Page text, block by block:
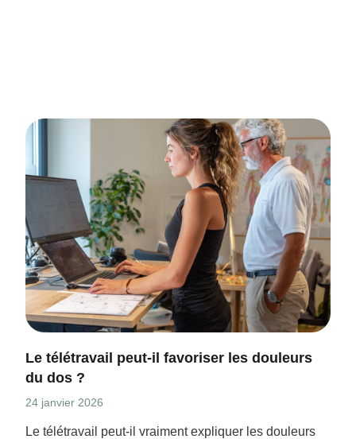
Le télétravail peut-il favoriser les douleurs
du dos ?
24 janvier 2026
Le télétravail peut-il vraiment expliquer les douleurs